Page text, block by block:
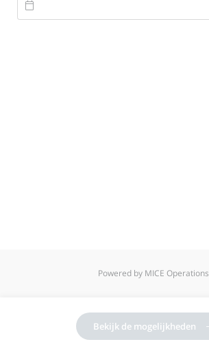

Powered by MICE Operations
Bekijk de mogelijkheden